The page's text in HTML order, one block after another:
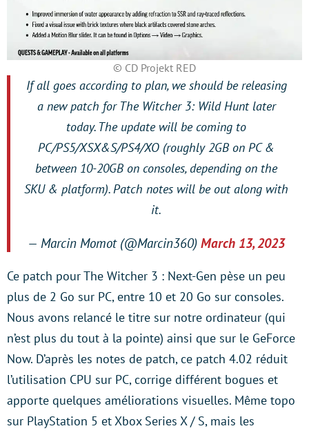
© CD Projekt RED
If all goes according to plan, we should be releasing
a new patch for The Witcher 3: Wild Hunt later
today. The update will be coming to
PC/PS5/XSX&S/PS4/XO (roughly 2GB on PC &
between 10-20GB on consoles, depending on the
SKU & platform). Patch notes will be out along with
it.
— Marcin Momot (@Marcin360) March 13, 2023
Ce patch pour The Witcher 3 : Next-Gen pèse un peu
plus de 2 Go sur PC, entre 10 et 20 Go sur consoles.
Nous avons relancé le titre sur notre ordinateur (qui
n’est plus du tout à la pointe) ainsi que sur le GeForce
Now. D’après les notes de patch, ce patch 4.02 réduit
l’utilisation CPU sur PC, corrige différent bogues et
apporte quelques améliorations visuelles. Même topo
sur PlayStation 5 et Xbox Series X / S, mais les